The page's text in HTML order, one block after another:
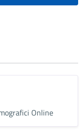
Online